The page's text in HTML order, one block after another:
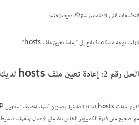
التطبيقات التي لا تتضمن اشتراكًا: نجح الاختبار
لازلت تواجه مشكلات؟ تابع إلى "إعادة تعيين ملف hosts".
الحل رقم 2: إعادة تعيين ملف hosts لديك.
غير صحيح على قدرة الكمبيوتر الخاص بك على الاتصال بملقمات تنشيط Adobe.